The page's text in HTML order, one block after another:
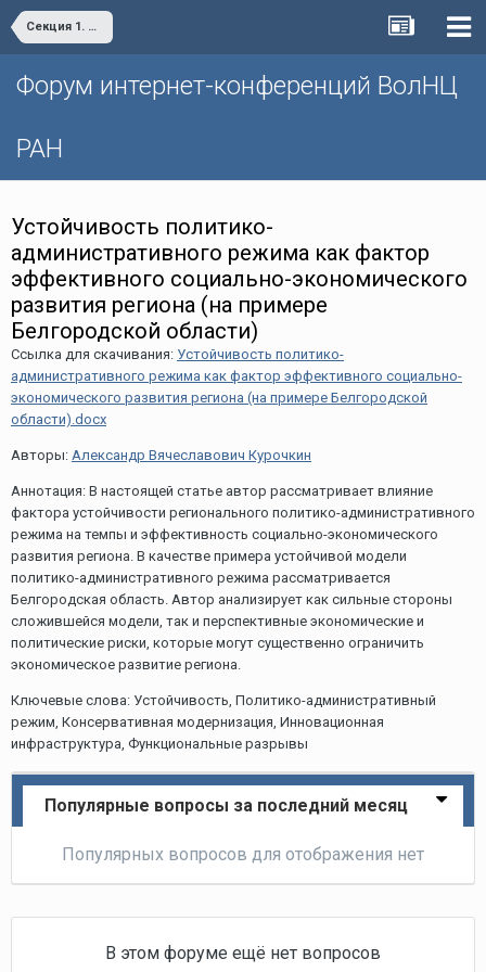
Секция 1. «Проблемы социально-экономического развития и управления»
Форум интернет-конференций ВолНЦ
РАН
Устойчивость политико-
административного режима как фактор
эффективного социально-экономического
развития региона (на примере
Белгородской области)
Ссылка для скачивания: Устойчивость политико-
административного режима как фактор эффективного социально-
экономического развития региона (на примере Белгородской
области).docx
Авторы: Александр Вячеславович Курочкин
Аннотация: В настоящей статье автор рассматривает влияние
фактора устойчивости регионального политико-административного
режима на темпы и эффективность социально-экономического
развития региона. В качестве примера устойчивой модели
политико-административного режима рассматривается
Белгородская область. Автор анализирует как сильные стороны
сложившейся модели, так и перспективные экономические и
политические риски, которые могут существенно ограничить
экономическое развитие региона.
Ключевые слова: Устойчивость, Политико-административный
режим, Консервативная модернизация, Инновационная
инфраструктура, Функциональные разрывы
Популярные вопросы за последний месяц
Популярных вопросов для отображения нет
В этом форуме ещё нет вопросов